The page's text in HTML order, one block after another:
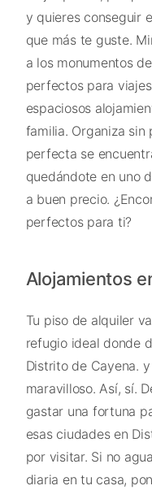
y quieres conseguir
que más te guste.
a los monumentos
perfectos para
espaciosos
familia. Organiza sin
perfecta se
quedándote en uno
a buen precio.
perfectos para ti?
Alojamientos
Tu piso de alquiler
refugio ideal donde
Distrito de Cayena.
maravilloso. Así, sí.
gastar una fortuna
esas ciudades en
por visitar. Si no
diaria en tu casa,